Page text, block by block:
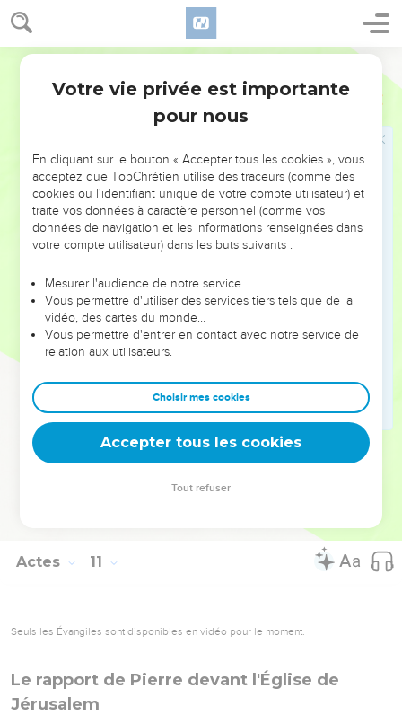
Actes 10
Dieu a choisi pour juger les vivants et les morts.
Tous les prophètes ont parlé de lui en disant : “Toute
personne qui croit en Jésus reçoit par son nom le pardon des
péchés.” »
Pendant que Pierre parle encore, l’Esprit Saint descend
sur tous ceux qui écoutent la parole de Dieu.
Les croyants d’origine juive qui sont venus avec Pierre
sont très étonnés. En effet, Dieu donne largement l’Esprit
Saint même à ceux qui ne sont pas juifs !
Les croyants entendent ces gens parler en langues
inconnues et chanter la grandeur de Dieu. Alors Pierre dit :
« Maintenant, ces gens ont reçu l’Esprit Saint comme
nous. On ne peut donc pas les empêcher d’être baptisés
Et Pierre commande de les baptiser au nom de Jésus-
Christ. Alors tous lui demandent de rester quelques jours
avec eux.
© Société biblique française – Bibli’O, 2000, avec autorisation. Pour vous procurer
Actes 11
Seuls les Évangiles sont disponibles en vidéo pour le moment.
Le rapport de Pierre devant l'Église de
Jérusalem
Votre vie privée est importante
pour nous
En cliquant sur le bouton « Accepter tous les cookies », vous
acceptez que TopChrétien utilise des traceurs (comme des
cookies ou l'identifiant unique de votre compte utilisateur) et
traite vos données à caractère personnel (comme vos
données de navigation et les informations renseignées dans
votre compte utilisateur) dans les buts suivants :
Mesurer l'audience de notre service
Vous permettre d'utiliser des services tiers tels que de la
vidéo, des cartes du monde…
Vous permettre d'entrer en contact avec notre service de
relation aux utilisateurs.
Choisir mes cookies
Accepter tous les cookies
Tout refuser